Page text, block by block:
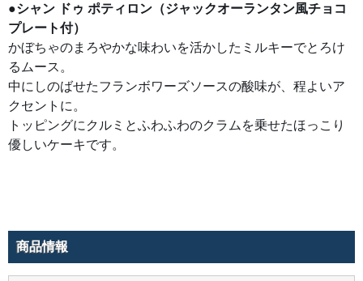
ッ
ピ
に
ミ
ふ
の
ほ
り
優
●シャン ドゥ ポティロン（ジャックオーランタン風チョコ
プレート付）
かぼちゃのまろやかな味わいを活かしたミルキーでとろけ
るムース。
中にしのばせたフランボワーズソースの酸味が、程よいア
クセントに。
トッピングにクルミとふわふわのクラムを乗せたほっこり
優しいケーキです。
商品情報